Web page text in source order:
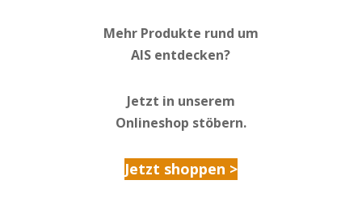
Mehr Produkte rund um
AIS entdecken?
Jetzt in unserem
Onlineshop stöbern.
Jetzt shoppen >